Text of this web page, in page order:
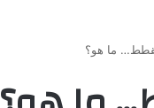
ما هو؟